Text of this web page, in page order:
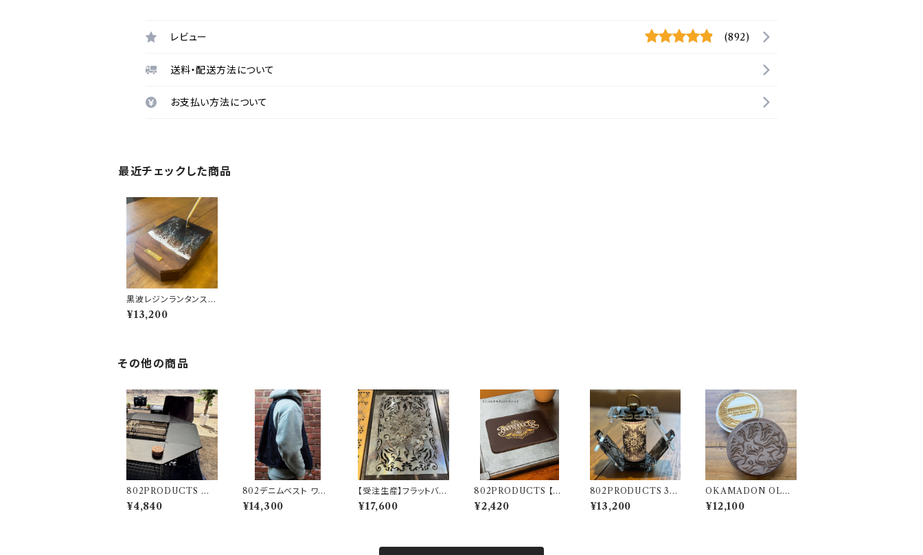
レビュー (892)
送料・配送方法について
お支払い方法について
最近チェックした商品
黒波レジンランタンスタ
ンド ウォールナット 80
2PRODUCTS ランタ
¥13,200
その他の商品
802PRODUCTS 団
欒マイスター TRIANG
LEコーナー フィールド
¥4,840
802デニムベスト ワン
ウォッシュタイプ
¥14,300
【受注生産】フラットバー
ナー 五徳 【 TRIBAL
NAIN 】 Snow Peak
¥17,600
802PRODUCTS 【8
02LOGO】 BK 802P
RODUCTS周年限定
¥2,420
802PRODUCTS 38
BEE ブラック アクリル
シェード black 38灯
¥13,200
OKAMADON OLD
MOUNTAIN × 802
PRODUCTS Walnut
¥12,100